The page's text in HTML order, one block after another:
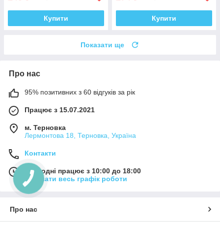
Купити Купити
Показати ще
Про нас
95% позитивних з 60 відгуків за рік
Працює з 15.07.2021
м. Терновка
Лермонтова 18, Терновка, Україна
Контакти
Сьогодні працює з 10:00 до 18:00
Показати весь графік роботи
Про нас